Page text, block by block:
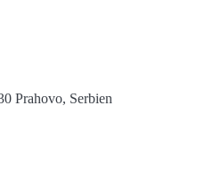
Prahovo, Serbien